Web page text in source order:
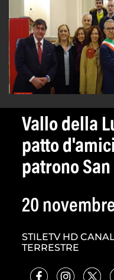
Vallo della
patto
patrono
20
STILETV HD
TERRESTRE